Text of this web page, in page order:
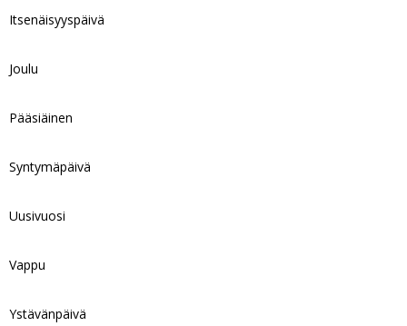
Itsenäisyyspäivä
Joulu
Pääsiäinen
Syntymäpäivä
Uusivuosi
Vappu
Ystävänpäivä